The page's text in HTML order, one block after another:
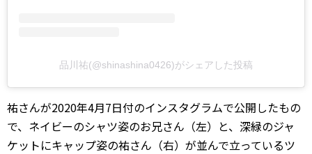
品川祐(@shinashina0426)がシェアした投稿
祐さんが2020年4月7日付のインスタグラムで公開したもの
で、ネイビーのシャツ姿のお兄さん（左）と、深緑のジャ
ケットにキャップ姿の祐さん（右）が並んで立っているツ